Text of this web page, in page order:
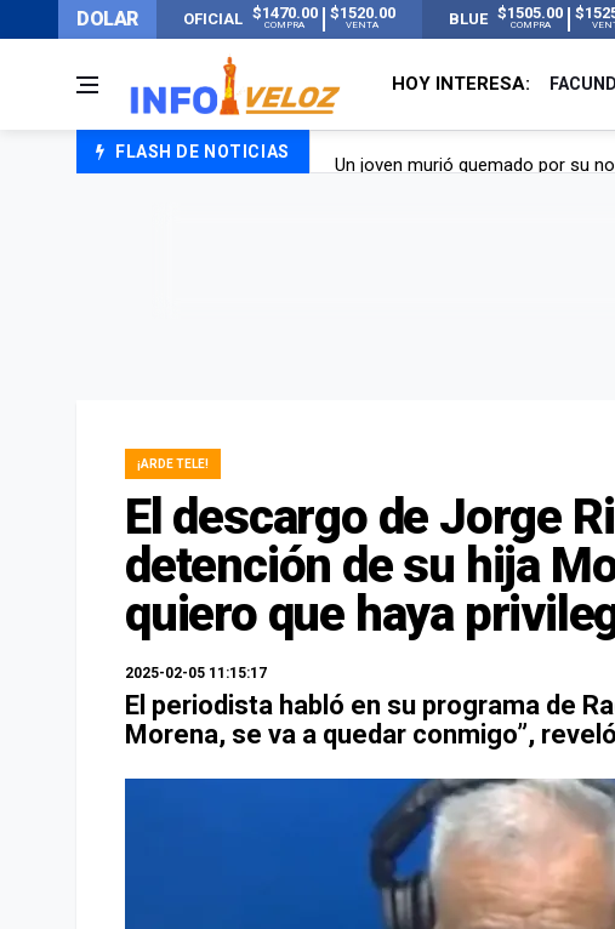
DOLAR OFICIAL $1470.00
COMPRA
$1520.00
VENTA BLUE $1505.00
COMPRA
HOY INTERESA:
FLASH DE NOTICIAS
Un joven murió quemado por su
¡ARDE TELE!
El descargo de Jorge
detención de su hija
quiero que haya
2025-02-05 11:15:17
El periodista habló en su programa de
Morena, se va a quedar conmigo”,